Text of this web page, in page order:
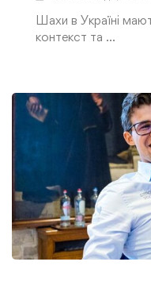
Шахи в Україні
контекст та …